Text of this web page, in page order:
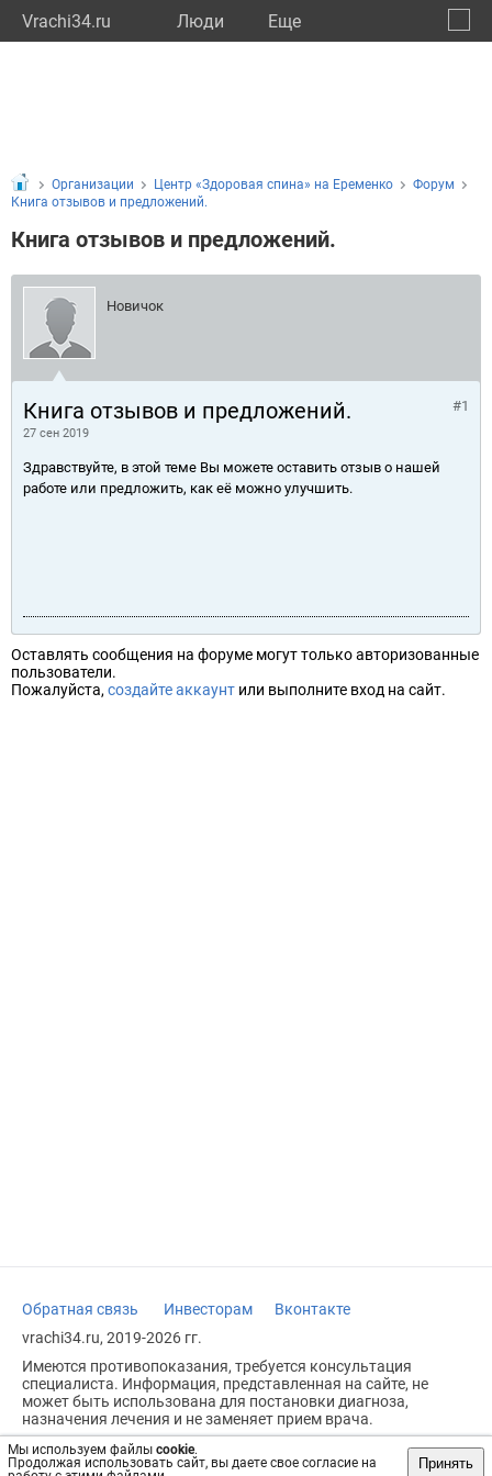
Vrachi34.ru Люди Eще
Мы используем файлы cookie.
Продолжая использовать сайт, вы даете свое согласие на
Принять
Организации Центр «Здоровая спина» на Еременко
Форум
Книга отзывов и предложений.
Книга отзывов и предложений.
Новичок
Книга отзывов и предложений.
27 сен 2019
#1
Здравствуйте, в этой теме Вы можете оставить отзыв о нашей
работе или предложить, как её можно улучшить.
Оставлять сообщения на форуме могут только авторизованные
пользователи.
Пожалуйста, создайте аккаунт или выполните вход на сайт.
Обратная связь Инвесторам
Вконтакте
vrachi34.ru, 2019-2026 гг.
Имеются противопоказания, требуется консультация
специалиста. Информация, представленная на сайте, не
может быть использована для постановки диагноза,
назначения лечения и не заменяет прием врача.
Возрастное ограничение: 18+